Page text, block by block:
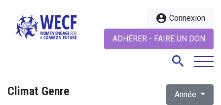
account_circle Connexion
ADHÉRER - FAIRE UN DON
search
Climat Genre Année